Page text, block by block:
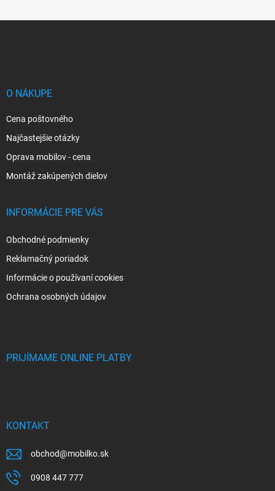
O NÁKUPE
Cena poštovného
Najčastejšie otázky
Oprava mobilov - cena
Montáž zakúpených dielov
INFORMÁCIE PRE VÁS
Obchodné podmienky
Reklamačný poriadok
Informácie o používaní cookies
Ochrana osobných údajov
PRIJÍMAME ONLINE PLATBY
KONTAKT
obchod@mobilko.sk
0908 447 777